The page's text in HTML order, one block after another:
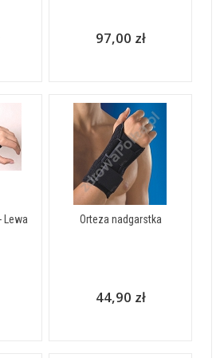
97,00 zł
Lewa Orteza nadgarstka
44,90 zł